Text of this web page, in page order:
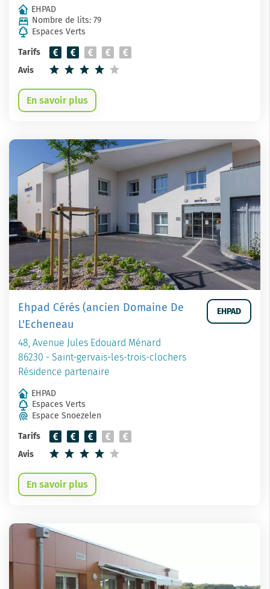
EHPAD
Nombre de lits: 79
Espaces Verts
Tarifs
Avis
En savoir plus
Ehpad Cérés (ancien Domaine De
L'Echeneau
48, Avenue Jules Edouard Ménard
86230 - Saint-gervais-les-trois-clochers
Résidence partenaire
EHPAD
EHPAD
Espaces Verts
Espace Snoezelen
Tarifs
Avis
En savoir plus